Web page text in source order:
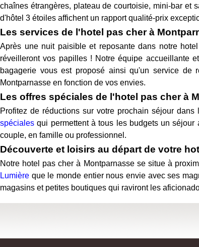
chaînes étrangères, plateau de courtoisie, mini-bar et
d'hôtel 3 étoiles affichent un rapport qualité-prix
Les services de l'hotel pas cher à
Après une nuit paisible et reposante dans notre
réveilleront vos papilles ! Notre équipe accueillante
bagagerie vous est proposé ainsi qu'un service de
Montparnasse en fonction de vos envies.
Les offres spéciales de l'hotel pas cher à
Profitez de réductions sur votre prochain séjour
spéciales qui permettent à tous les budgets un
couple, en famille ou professionnel.
Découverte et loisirs au départ de votre
Notre hotel pas cher à Montparnasse se situe à
Lumière que le monde entier nous envie avec ses
magasins et petites boutiques qui raviront les